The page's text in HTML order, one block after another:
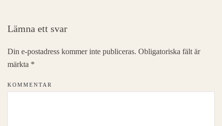
Lämna ett svar
Din e-postadress kommer inte publiceras. Obligatoriska fält är
märkta *
KOMMENTAR